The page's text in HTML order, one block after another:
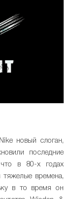
новый слоган,
последние
в 80-х годах
тяжелые времена,
в то время он